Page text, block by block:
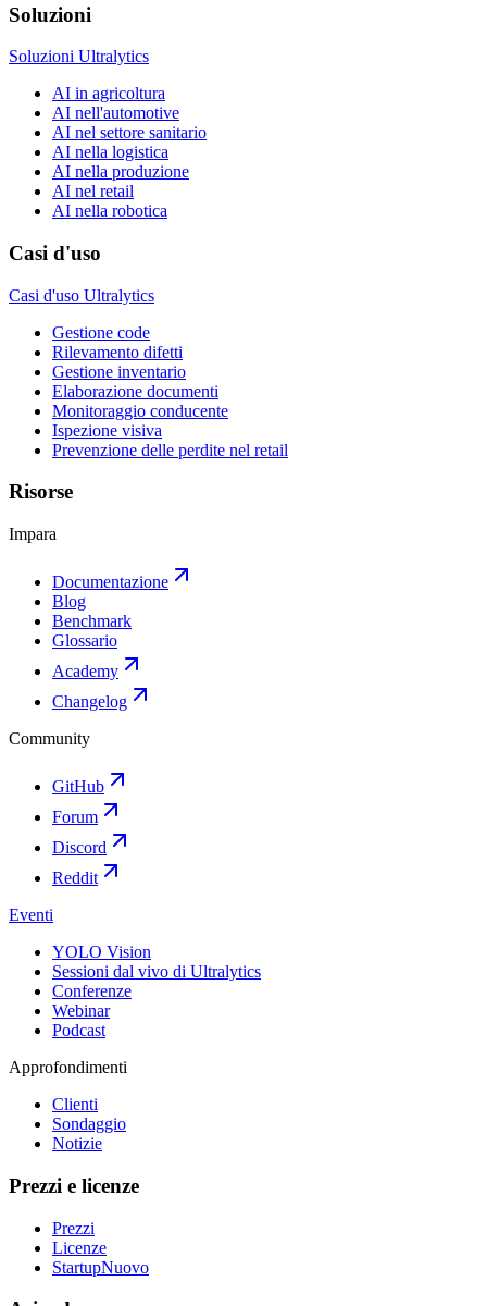
Soluzioni
Soluzioni Ultralytics
AI in agricoltura
AI nell'automotive
AI nel settore sanitario
AI nella logistica
AI nella produzione
AI nel retail
AI nella robotica
Casi d'uso
Casi d'uso Ultralytics
Gestione code
Rilevamento difetti
Gestione inventario
Elaborazione documenti
Monitoraggio conducente
Ispezione visiva
Prevenzione delle perdite nel retail
Risorse
Impara
Documentazione
Blog
Benchmark
Glossario
Academy
Changelog
Community
GitHub
Forum
Discord
Reddit
Eventi
YOLO Vision
Sessioni dal vivo di Ultralytics
Conferenze
Webinar
Podcast
Approfondimenti
Clienti
Sondaggio
Notizie
Prezzi e licenze
Prezzi
Licenze
StartupNuovo